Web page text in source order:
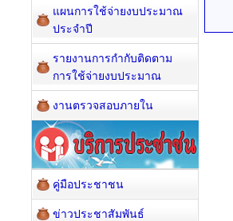
แผนการใช้จ่ายงบประมาณ
ประจำปี
รายงานการกำกับติดตาม
การใช้จ่ายงบประมาณ
งานตรวจสอบภายใน
คู่มือประชาชน
ข่าวประชาสัมพันธ์